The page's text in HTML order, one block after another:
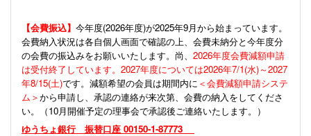
【会費振込】 今年度(2026年度)が2025年9月から始まっています。
会費納入状況は各自個人画面で確認の上、会費未納分と今年度分
の会費の振込みをお願いいたします。尚、 2026年度会費減額申請
は受付終了しています。2027年度については2026年7/1(水)～2027
年8/15(土)です。減額希望の会員は期間内に ＜会費減額申請システ
ム＞から申請し、承認の連絡が来次第、会費の納入をしてくださ
い。（10月開催予定の理事会で承認後ご連絡いたします。）
ゆうちょ銀行 振替口座 00150-1-87773